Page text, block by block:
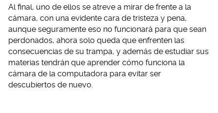
Al final, uno de ellos se atreve a mirar de frente a la
cámara, con una evidente cara de tristeza y pena,
aunque seguramente eso no funcionará para que sean
perdonados, ahora solo queda que enfrenten las
consecuencias de su trampa, y además de estudiar sus
materias tendrán que aprender cómo funciona la
cámara de la computadora para evitar ser
descubiertos de nuevo.